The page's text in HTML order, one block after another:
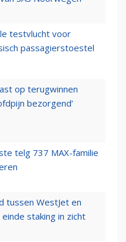
testvlucht voor
passagierstoestel
op terugwinnen
bezorgend’
telg 737 MAX-familie
tussen WestJet en
staking in zicht